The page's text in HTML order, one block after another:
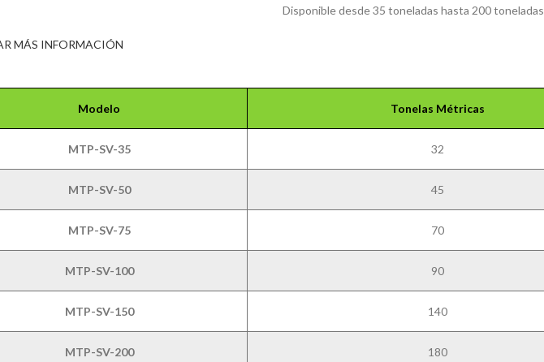
Disponible desde 35 toneladas hasta 200 toneladas
MÁS INFORMACIÓN
Modelo Tonelas Métricas
MTP-SV-35 32
MTP-SV-50 45
MTP-SV-75 70
MTP-SV-100 90
MTP-SV-150 140
MTP-SV-200 180